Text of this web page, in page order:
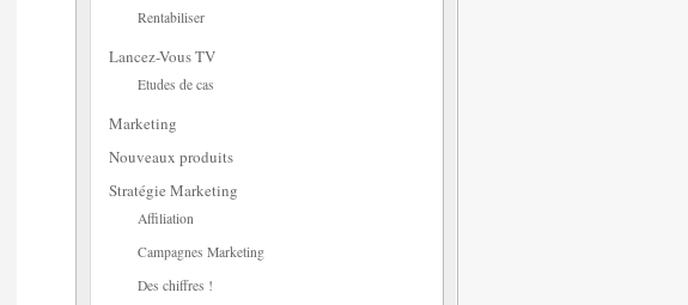
Rentabiliser
Lancez-Vous TV
Etudes de cas
Marketing
Nouveaux produits
Stratégie Marketing
Affiliation
Campagnes Marketing
Des chiffres !